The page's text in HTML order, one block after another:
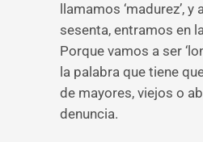
llamamos ‘madurez’,
sesenta, entramos en
Porque vamos a ser
la palabra que tiene
de mayores, viejos o
denuncia.